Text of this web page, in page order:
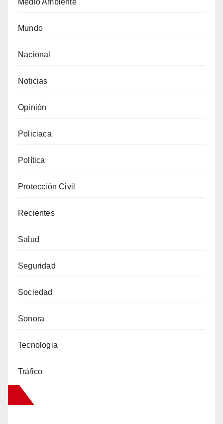
Mundo
Nacional
Noticias
Opinión
Policiaca
Política
Protección Civil
Recientes
Salud
Seguridad
Sociedad
Sonora
Tecnologia
Tráfico